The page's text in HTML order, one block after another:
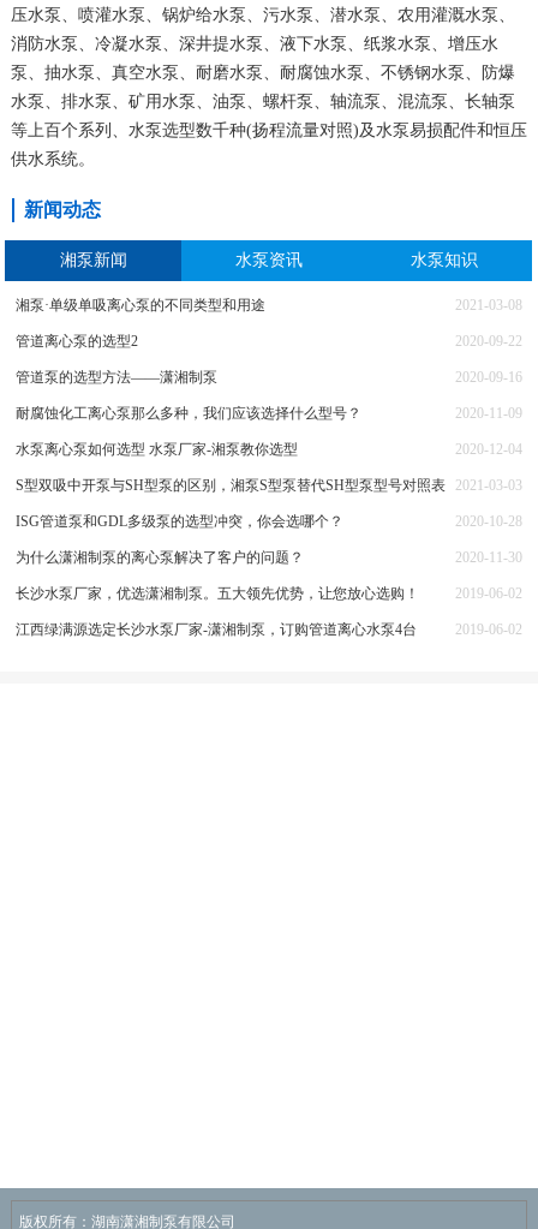
压水泵、喷灌水泵、锅炉给水泵、污水泵、潜水泵、农用灌溉水泵、
消防水泵、冷凝水泵、深井提水泵、液下水泵、纸浆水泵、增压水
泵、抽水泵、真空水泵、耐磨水泵、耐腐蚀水泵、不锈钢水泵、防爆
水泵、排水泵、矿用水泵、油泵、螺杆泵、轴流泵、混流泵、长轴泵
等上百个系列、水泵选型数千种(扬程流量对照)及水泵易损配件和恒压
供水系统。
新闻动态
湘泵新闻 水泵资讯 水泵知识
湘泵·单级单吸离心泵的不同类型和用途 2021-03-08
管道离心泵的选型2 2020-09-22
管道泵的选型方法——潇湘制泵 2020-09-16
耐腐蚀化工离心泵那么多种，我们应该选择什么型号？ 2020-11-09
水泵离心泵如何选型 水泵厂家-湘泵教你选型 2020-12-04
S型双吸中开泵与SH型泵的区别，湘泵S型泵替代SH型泵型号对照表 2021-03-03
ISG管道泵和GDL多级泵的选型冲突，你会选哪个？ 2020-10-28
为什么潇湘制泵的离心泵解决了客户的问题？ 2020-11-30
长沙水泵厂家，优选潇湘制泵。五大领先优势，让您放心选购！ 2019-06-02
江西绿满源选定长沙水泵厂家-潇湘制泵，订购管道离心水泵4台 2019-06-02
版权所有：湖南潇湘制泵有限公司